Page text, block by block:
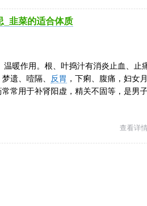
_韭菜的适合体质
暖作用。根、叶捣汁有消炎止血、止
梦遗、噎隔、 反胃 ，下痢、腹痛，妇女
常用于补肾阳虚，精关不固等，是男
查看详